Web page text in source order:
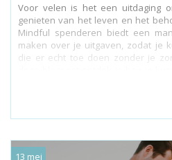
Voor velen is het een uitdaging
genieten van het leven en het
Mindful spenderen biedt een
maken over je uitgaven, zodat je
die er echt toe doen zonder je
13 mei